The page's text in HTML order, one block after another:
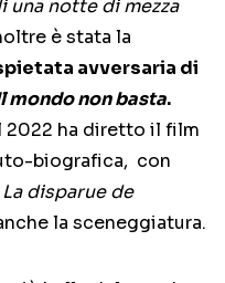
una notte di mezza
è stata la
avversaria di
mondo non basta.
2022 ha diretto il film
biografica, con
La disparue de
la sceneggiatura.